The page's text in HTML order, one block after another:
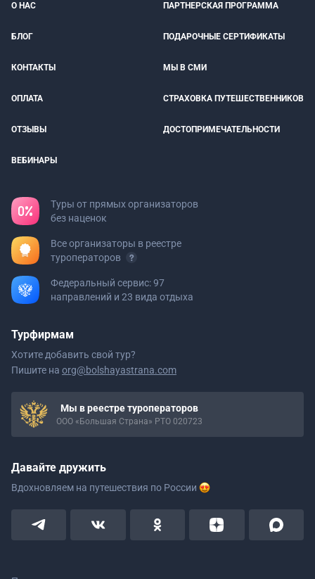
О НАС ПАРТНЕРСКАЯ ПРОГРАММА
БЛОГ ПОДАРОЧНЫЕ СЕРТИФИКАТЫ
КОНТАКТЫ МЫ В СМИ
ОПЛАТА СТРАХОВКА ПУТЕШЕСТВЕННИКОВ
ОТЗЫВЫ ДОСТОПРИМЕЧАТЕЛЬНОСТИ
ВЕБИНАРЫ
Туры от прямых организаторов
без наценок
Все организаторы в реестре
туроператоров
Федеральный сервис: 97
направлений и 23 вида отдыха
Турфирмам
Хотите добавить свой тур?
Пишите на org@bolshayastrana.com
Мы в реестре туроператоров
ООО «Большая Страна» РТО 020723
Давайте дружить
Вдохновляем на путешествия по России